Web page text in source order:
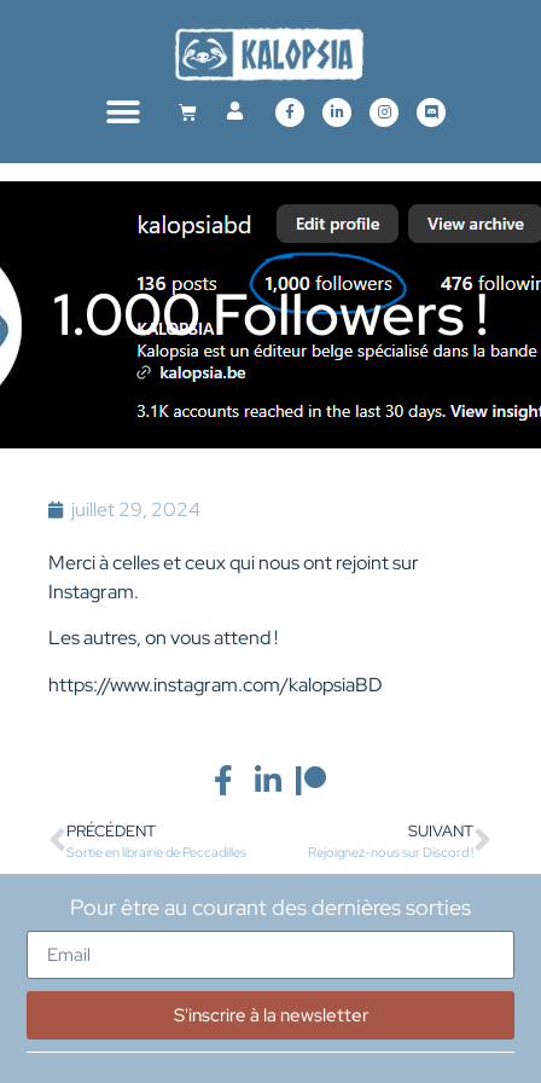
1.000 Followers !
juillet 29, 2024
Merci à celles et ceux qui nous ont rejoint sur
Instagram.
Les autres, on vous attend !
https://www.instagram.com/kalopsiaBD
PRÉCÉDENT
Sortie en librairie de Peccadilles
SUIVANT
Rejoignez-nous sur Discord !
Pour être au courant des dernières sorties
S'inscrire à la newsletter